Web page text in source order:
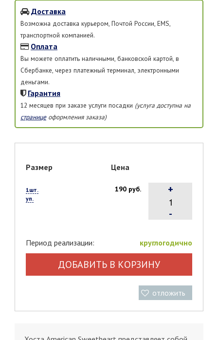
Доставка
Возможна доставка курьером, Почтой России, EMS,
транспортной компанией.
Оплата
Вы можете оплатить наличными, банковской картой, в
Сбербанке, через платежный терминал, электронными
деньгами.
Гарантия
12 месяцев при заказе услуги посадки (услуга доступна на
страницеоформления заказа)
Размер Цена
1шт.
уп.
190 руб.
-
+
Период реализации: круглогодично
ДОБАВИТЬ В КОРЗИНУ
отложить